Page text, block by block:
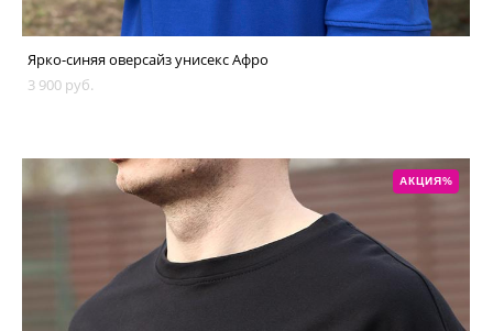
Ярко-синяя оверсайз унисекс Афро
3 900 pуб.
АКЦИЯ%